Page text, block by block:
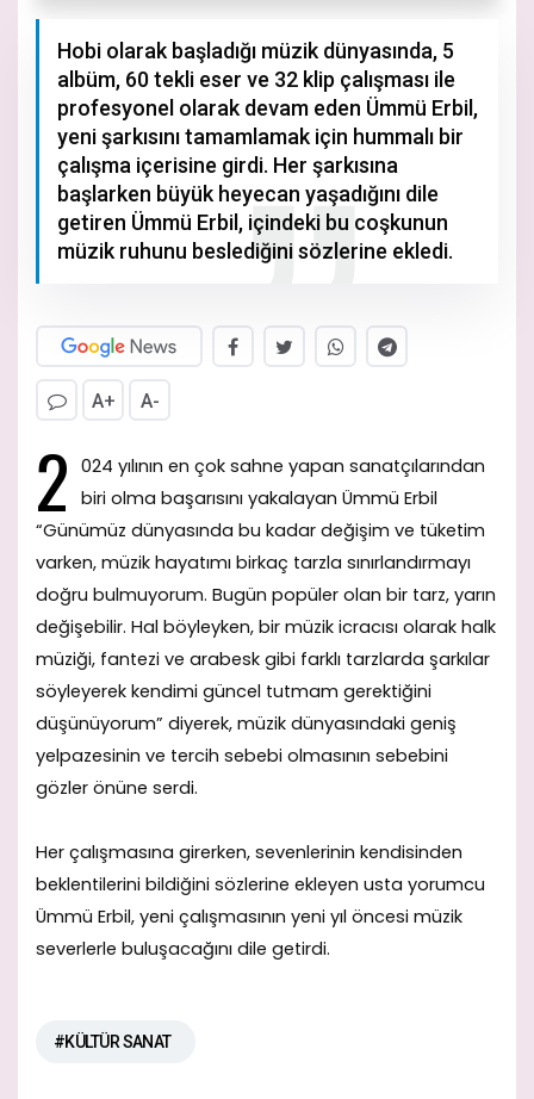
Hobi olarak başladığı müzik dünyasında, 5
albüm, 60 tekli eser ve 32 klip çalışması ile
profesyonel olarak devam eden Ümmü Erbil,
yeni şarkısını tamamlamak için hummalı bir
çalışma içerisine girdi. Her şarkısına
başlarken büyük heyecan yaşadığını dile
getiren Ümmü Erbil, içindeki bu coşkunun
müzik ruhunu beslediğini sözlerine ekledi.
A+ A-
2 024 yılının en çok sahne yapan sanatçılarından
biri olma başarısını yakalayan Ümmü Erbil
“Günümüz dünyasında bu kadar değişim ve tüketim
varken, müzik hayatımı birkaç tarzla sınırlandırmayı
doğru bulmuyorum. Bugün popüler olan bir tarz, yarın
değişebilir. Hal böyleyken, bir müzik icracısı olarak halk
müziği, fantezi ve arabesk gibi farklı tarzlarda şarkılar
söyleyerek kendimi güncel tutmam gerektiğini
düşünüyorum” diyerek, müzik dünyasındaki geniş
yelpazesinin ve tercih sebebi olmasının sebebini
gözler önüne serdi.
Her çalışmasına girerken, sevenlerinin kendisinden
beklentilerini bildiğini sözlerine ekleyen usta yorumcu
Ümmü Erbil, yeni çalışmasının yeni yıl öncesi müzik
severlerle buluşacağını dile getirdi.
#KÜLTÜR SANAT